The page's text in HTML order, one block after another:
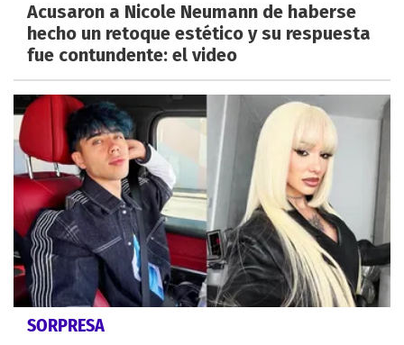
Acusaron a Nicole Neumann de haberse
hecho un retoque estético y su respuesta
fue contundente: el video
SORPRESA